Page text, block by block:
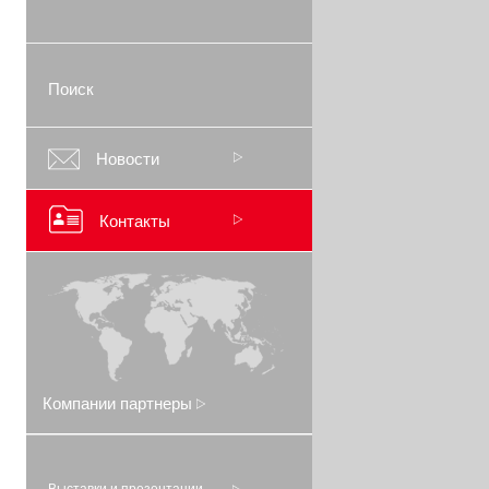
Поиск
Новости
Контакты
Компании партнеры